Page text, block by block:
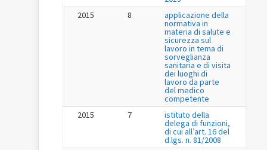
2015
8 applicazione della
normativa in
materia di salute e
sicurezza sul
lavoro in tema di
sorveglianza
sanitaria e di visita
dei luoghi di
lavoro da parte
del medico
competente
2015
7 istituto della
delega di funzioni,
di cui all’art. 16 del
d.lgs. n. 81/2008